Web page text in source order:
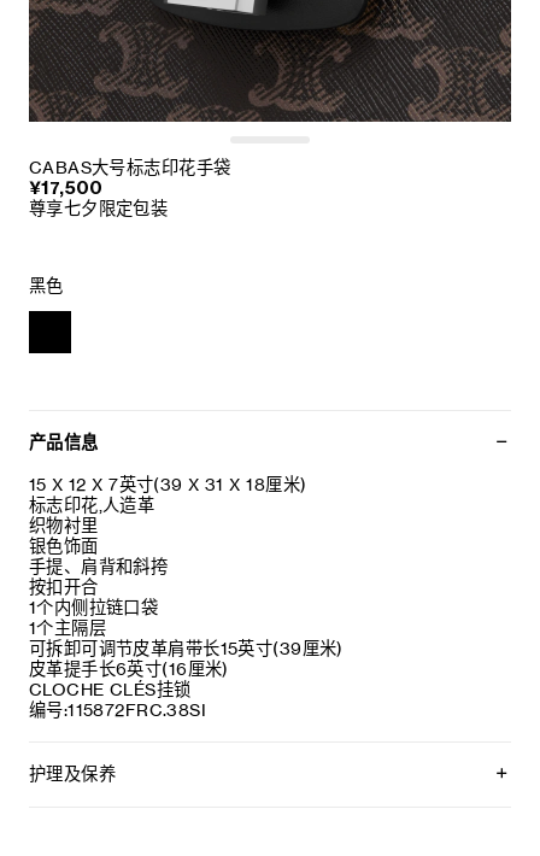
CABAS大号标志印花手袋
¥17,500
尊享七夕限定包装
黑色
产品信息
15 X 12 X 7英寸(39 X 31 X 18厘米)
标志印花,人造革
织物衬里
银色饰面
手提、肩背和斜挎
按扣开合
1个内侧拉链口袋
1个主隔层
可拆卸可调节皮革肩带长15英寸(39厘米)
皮革提手长6英寸(16厘米)
CLOCHE CLÉS挂锁
编号:115872FRC.38SI
护理及保养